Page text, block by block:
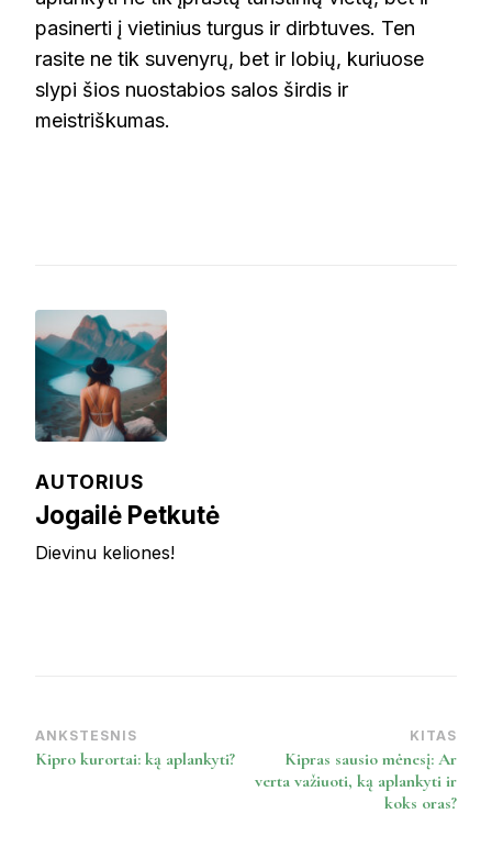
pasinerti į vietinius turgus ir dirbtuves. Ten
rasite ne tik suvenyrų, bet ir lobių, kuriuose
slypi šios nuostabios salos širdis ir
meistriškumas.
AUTORIUS
Jogailė Petkutė
Dievinu keliones!
Post
Navigation
ANKSTESNIS
Kipro kurortai: ką aplankyti?
KITAS
Kipras sausio mėnesį: Ar
verta važiuoti, ką aplankyti ir
koks oras?